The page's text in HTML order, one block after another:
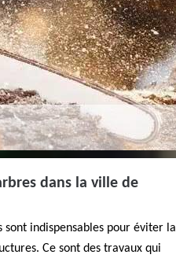
dans la ville de
indispensables pour éviter la
Ce sont des travaux qui